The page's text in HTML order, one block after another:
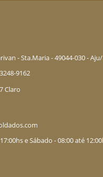
- Sta.Maria -49044-030- Aju/
9162
Claro
e Sábado - 08:00 até